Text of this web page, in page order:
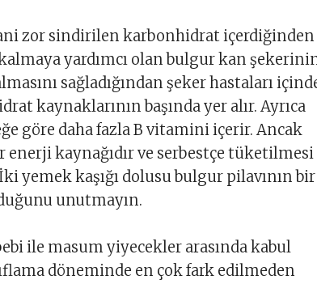
zor sindirilen karbonhidrat içerdiğinden
yardımcı olan bulgur kan
sağladığından şeker hastaları
kaynaklarının başında yer alır. Ayrıca
göre daha fazla B vitamini içerir. Ancak
enerji kaynağıdır ve serbestçe tüketilmesi
yemek kaşığı dolusu bulgur pilavının bir
unutmayın.
ile masum yiyecekler arasında kabul
döneminde en çok fark edilmeden